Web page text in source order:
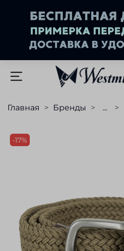
Главная Бренды ...
-17%